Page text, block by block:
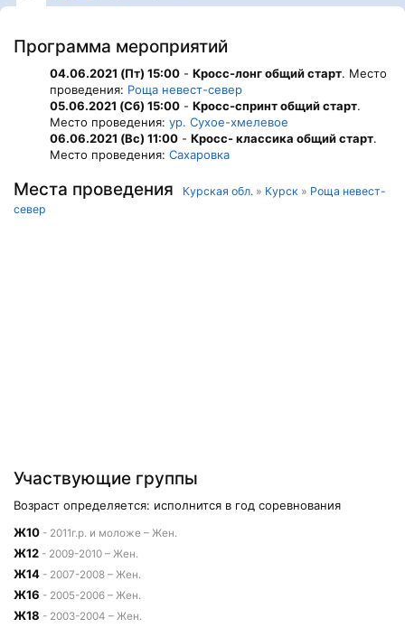
Программа мероприятий
04.06.2021 (Пт) 15:00 - Кросс-лонг общий старт. Место
проведения: Роща невест-север
05.06.2021 (Сб) 15:00 - Кросс-спринт общий старт.
Место проведения: ур. Сухое-хмелевое
06.06.2021 (Вс) 11:00 - Кросс- классика общий старт.
Место проведения: Сахаровка
Места проведения Курская обл. » Курск » Роща невест-
север
Участвующие группы
Возраст определяется: исполнится в год соревнования
Ж10 - 2011г.р. и моложе – Жен.
Ж12 - 2009-2010 – Жен.
Ж14 - 2007-2008 – Жен.
Ж16 - 2005-2006 – Жен.
Ж18 - 2003-2004 – Жен.